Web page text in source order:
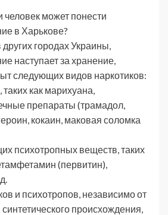
человек может понести
в Харькове?
других городах Украины,
наступает за хранение,
следующих видов наркотиков:
как марихуана,
препараты (трамадол,
кокаин, маковая соломка
психотропных веществ, таких
(первитин),
и психотропов, независимо от
происхождения,